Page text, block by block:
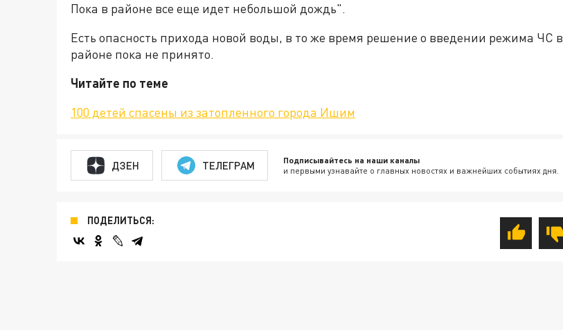
Пока в районе все еще идет небольшой дождь".
Есть опасность прихода новой воды, в то же время решение о введении режима ЧС в
районе пока не принято.
Читайте по теме
100 детей спасены из затопленного города Ишим
ДЗЕН ТЕЛЕГРАМ Подписывайтесь на наши каналы
и первыми узнавайте о главных новостях и важнейших событиях дня.
ПОДЕЛИТЬСЯ: